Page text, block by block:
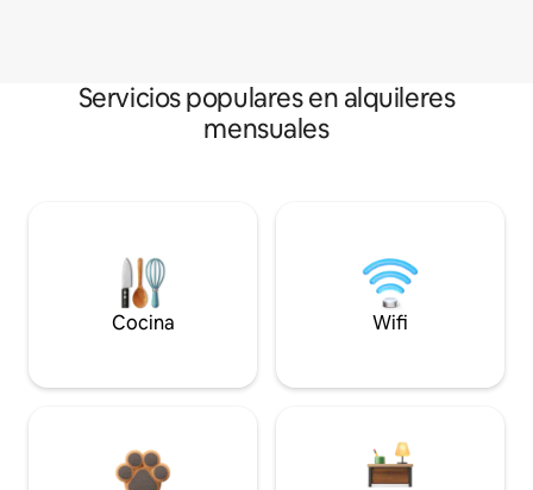
Servicios populares en alquileres
mensuales
Cocina Wifi